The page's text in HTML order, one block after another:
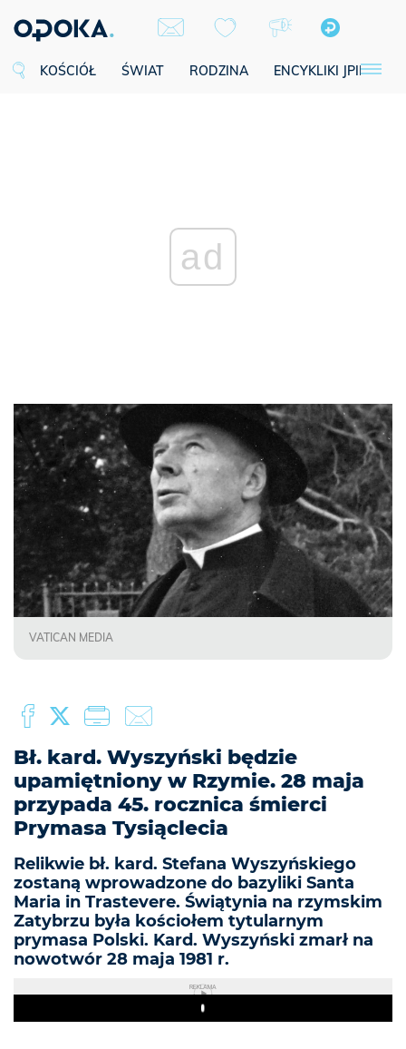
KOŚCIÓŁ ŚWIAT RODZINA ENCYKLIKI JPII
ad
VATICAN MEDIA
Bł. kard. Wyszyński będzie
upamiętniony w Rzymie. 28 maja
przypada 45. rocznica śmierci
Prymasa Tysiąclecia
Relikwie bł. kard. Stefana Wyszyńskiego
zostaną wprowadzone do bazyliki Santa
Maria in Trastevere. Świątynia na rzymskim
Zatybrzu była kościołem tytularnym
prymasa Polski. Kard. Wyszyński zmarł na
nowotwór 28 maja 1981 r.
REKLAMA
Play